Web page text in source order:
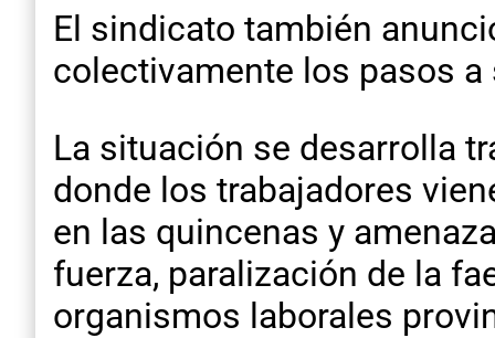
El sindicato también
colectivamente los pasos
La situación se desarrolla
donde los trabajadores
en las quincenas y
fuerza, paralización de la
organismos laborales